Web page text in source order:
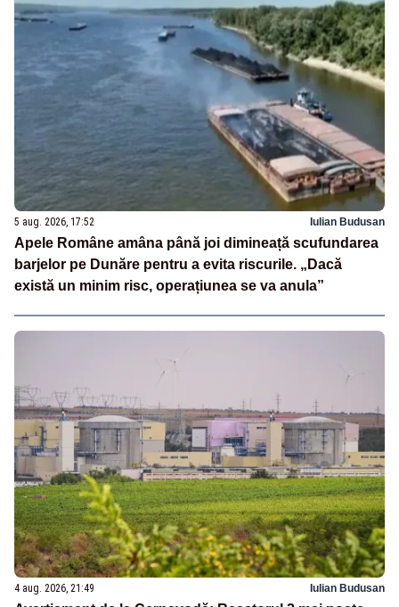
5 aug. 2026, 17:52 Iulian Budusan
Apele Române amâna până joi dimineață scufundarea
barjelor pe Dunăre pentru a evita riscurile. „Dacă
există un minim risc, operațiunea se va anula”
4 aug. 2026, 21:49 Iulian Budusan